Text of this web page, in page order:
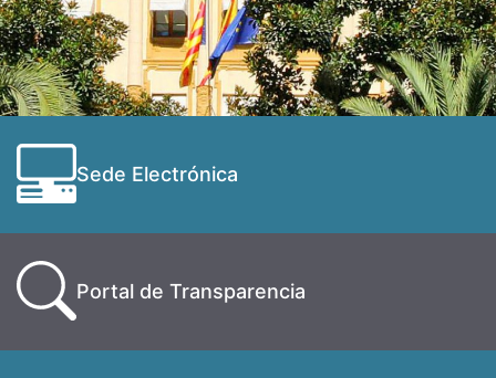
Sede Electrónica
Portal de Transparencia